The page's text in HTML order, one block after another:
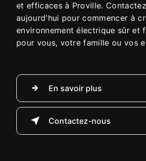
et efficaces à Proville.
aujourd'hui pour commencer à
environnement électrique sûr et
pour vous, votre famille ou vos
En savoir plus
Contactez-nous